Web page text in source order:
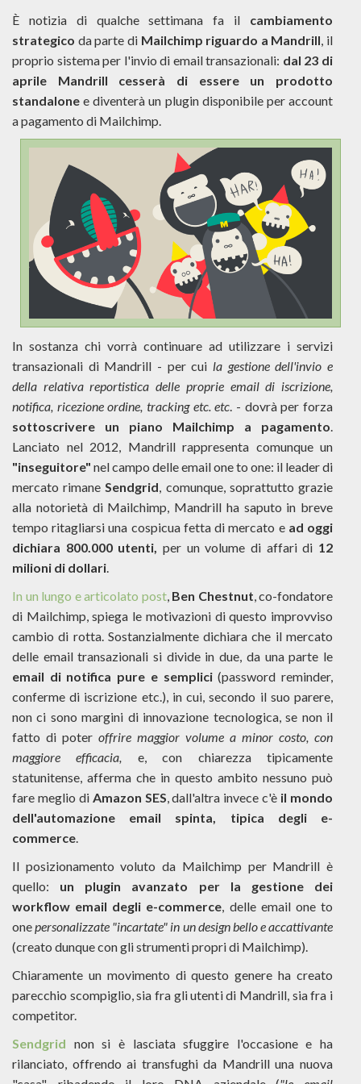
È notizia di qualche settimana fa il cambiamento
strategico da parte di Mailchimp riguardo a Mandrill, il
proprio sistema per l'invio di email transazionali: dal 23 di
aprile Mandrill cesserà di essere un prodotto
standalone e diventerà un plugin disponibile per account
a pagamento di Mailchimp.
In sostanza chi vorrà continuare ad utilizzare i servizi
transazionali di Mandrill - per cui la gestione dell'invio e
della relativa reportistica delle proprie email di iscrizione,
notifica, ricezione ordine, tracking etc. etc . - dovrà per forza
sottoscrivere un piano Mailchimp a pagamento
Lanciato nel 2012, Mandrill rappresenta comunque un
"inseguitore" nel campo delle email one to one: il leader di
mercato rimane Sendgrid , comunque, soprattutto grazie
alla notorietà di Mailchimp, Mandrill ha saputo in breve
tempo ritagliarsi una cospicua fetta di mercato e ad oggi
dichiara 800.000 utenti, per un volume di affari di 12
milioni di dollari
In un lungo e articolato post, Ben Chestnut , co-fondatore
di Mailchimp, spiega le motivazioni di questo improvviso
cambio di rotta. Sostanzialmente dichiara che il mercato
delle email transazionali si divide in due, da una parte le
email di notifica pure e semplici(password reminder,
conferme di iscrizione etc.), in cui, secondo il suo parere,
non ci sono margini di innovazione tecnologica, se non il
fatto di poter offrire maggior volume a minor costo, con
maggiore efficacia, e, con chiarezza tipicamente
statunitense, afferma che in questo ambito nessuno può
fare meglio di Amazon SES , dall'altra invece c'è il mondo
dell'automazione email spinta, tipica degli e-
commerce
Il posizionamento voluto da Mailchimp per Mandrill è
quello: un plugin avanzato per la gestione dei
workflow email degli e-commerce , delle email one to
one personalizzate "incartate" in un design bello e accattivante
(creato dunque con gli strumenti propri di Mailchimp).
Chiaramente un movimento di questo genere ha creato
parecchio scompiglio, sia fra gli utenti di Mandrill, sia fra i
competitor.
Sendgrid non si è lasciata sfuggire l'occasione e ha
rilanciato, offrendo ai transfughi da Mandrill una nuova